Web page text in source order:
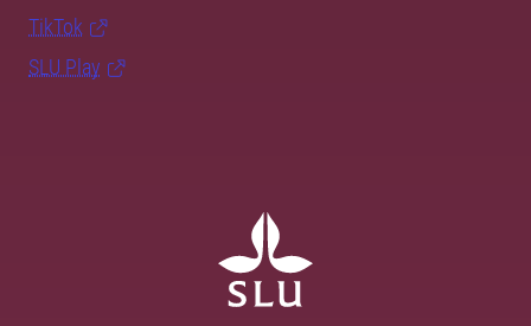
TikTok
SLU Play